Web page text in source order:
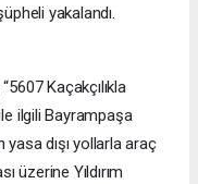
yakalandı.
Kaçakçılıkla
ilgili Bayrampaşa
yasa dışı yollarla araç
üzerine Yıldırım